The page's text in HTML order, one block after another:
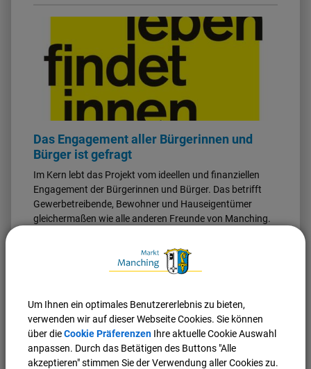
Das Engagement aller Bürgerinnen und
Bürger ist gefragt
Im Kern lebt das Projekt vom ideellen und finanziellen
Engagement der Bürgerinnen und Bürger. Das betrifft
Gewerbetreibende, Bewohner und Hauseigentümer
gleichermaßen wie alle anderen Freunde von Manching.
Um Ihnen ein optimales Benutzererlebnis zu bieten,
verwenden wir auf dieser Webseite Cookies. Sie können
über dieCookie Präferenzen Ihre aktuelle Cookie Auswahl
anpassen. Durch das Betätigen des Buttons "Alle
akzeptieren" stimmen Sie der Verwendung aller Cookies zu.